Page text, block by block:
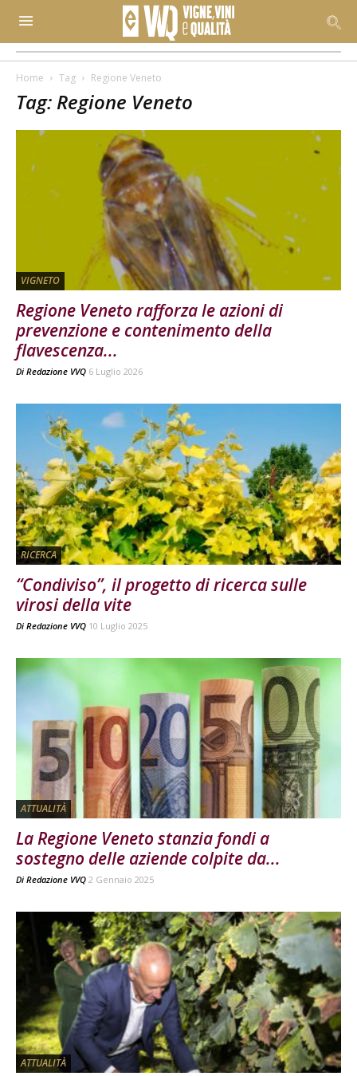
Home Tag Regione Veneto
Tag: Regione Veneto
VIGNETO
Regione Veneto rafforza le azioni di
prevenzione e contenimento della
flavescenza...
Di Redazione VVQ 6 Luglio 2026
RICERCA
“Condiviso”, il progetto di ricerca sulle
virosi della vite
Di Redazione VVQ 10 Luglio 2025
ATTUALITÀ
La Regione Veneto stanzia fondi a
sostegno delle aziende colpite da...
Di Redazione VVQ 2 Gennaio 2025
ATTUALITÀ